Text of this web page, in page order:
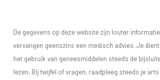
De gegevens op deze website zijn louter
vervangen geenszins een medisch advies. Je
het gebruik van geneesmiddelen steeds de
lezen. Bij twijfel of vragen, raadpleeg steeds je